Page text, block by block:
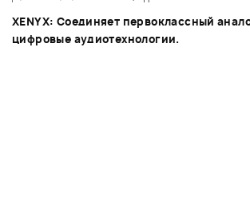
XENYX: Соединяет первоклассный
цифровые аудиотехнологии.